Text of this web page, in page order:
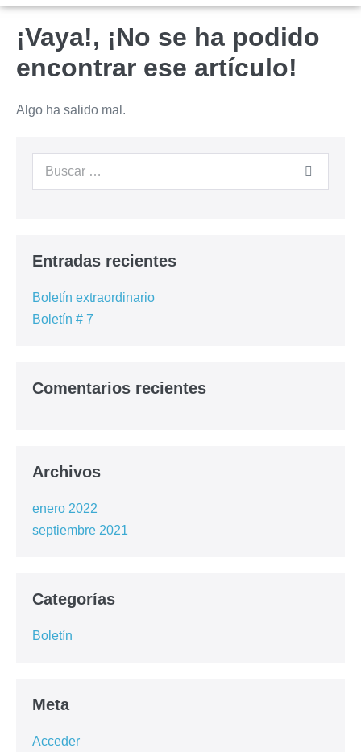
¡Vaya!, ¡No se ha podido
encontrar ese artículo!
Algo ha salido mal.
Entradas recientes
Boletín extraordinario
Boletín # 7
Comentarios recientes
Archivos
enero 2022
septiembre 2021
Categorías
Boletín
Meta
Acceder